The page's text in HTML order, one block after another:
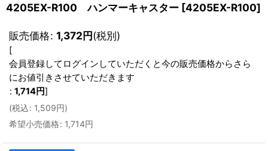
4205EX-R100 ハンマーキャスター [4205EX-R100]
販売価格: 1,372円(税別)
[
会員登録してログインしていただくと今の販売価格からさら
にお値引きさせていただきます
: 1,714円]
(税込: 1,509円)
希望小売価格: 1,714円